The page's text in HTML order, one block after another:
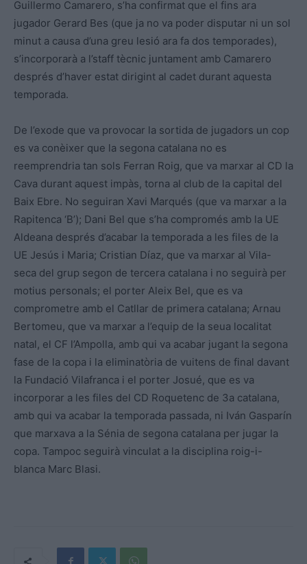
Guillermo Camarero, s’ha confirmat que el fins ara
jugador Gerard Bes (que ja no va poder disputar ni un sol
minut a causa d’una greu lesió ara fa dos temporades),
s’incorporarà a l’staff tècnic juntament amb Camarero
després d’haver estat dirigint al cadet durant aquesta
temporada.
De l’exode que va provocar la sortida de jugadors un cop
es va conèixer que la segona catalana no es
reemprendria tan sols Ferran Roig, que va marxar al CD la
Cava durant aquest impàs, torna al club de la capital del
Baix Ebre. No seguiran Xavi Marqués (que va marxar a la
Rapitenca ‘B’); Dani Bel que s’ha compromés amb la UE
Aldeana després d’acabar la temporada a les files de la
UE Jesús i Maria; Cristian Díaz, que va marxar al Vila-
seca del grup segon de tercera catalana i no seguirà per
motius personals; el porter Aleix Bel, que es va
comprometre amb el Catllar de primera catalana; Arnau
Bertomeu, que va marxar a l’equip de la seua localitat
natal, el CF l’Ampolla, amb qui va acabar jugant la segona
fase de la copa i la eliminatòria de vuitens de final davant
la Fundació Vilafranca i el porter Josué, que es va
incorporar a les files del CD Roquetenc de 3a catalana,
amb qui va acabar la temporada passada, ni Iván Gasparín
que marxava a la Sénia de segona catalana per jugar la
copa. Tampoc seguirà vinculat a la disciplina roig-i-
blanca Marc Blasi.